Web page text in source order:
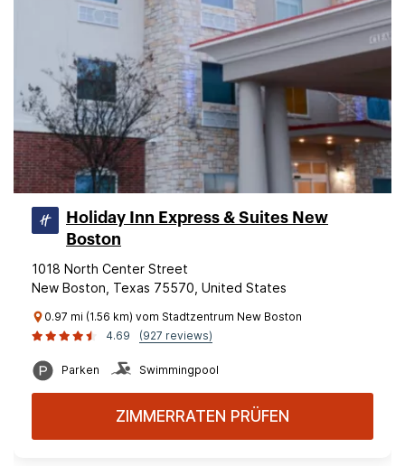
Holiday Inn Express & Suites New
Boston
1018 North Center Street
New Boston, Texas 75570, United States
0.97 mi (1.56 km) vom Stadtzentrum New Boston
4.69
(927 reviews)
Parken Swimmingpool
ZIMMERRATEN PRÜFEN